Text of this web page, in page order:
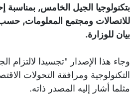
بتكنولوجيا الجيل الخامس, بمناسبة
للاتصالات ومجتمع المعلومات, حسب
بيان للوزارة.
وجاء هذا الإصدار "تجسيدا لالتزام
التكنولوجية ومرافقة التحولات
مثلما أشار إليه المصدر ذاته.